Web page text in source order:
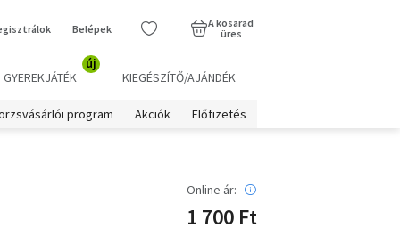
Belépek
A kosarad
üres
GYEREKJÁTÉK
új
KIEGÉSZÍTŐ/AJÁNDÉK
program Akciók Előfizetés
Online ár:
1 700 Ft